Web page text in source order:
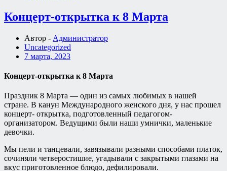
Концерт-открытка к 8 Марта
Автор - Администратор
Uncategorized
7 марта, 2023
Концерт-открытка к 8 Марта
Праздник 8 Марта — один из самых любимых в нашей
стране. В канун Международного женского дня, у нас прошел
концерт- открытка, подготовленный педагогом-
организатором. Ведущими были наши умнички, маленькие
девочки.
Мы пели и танцевали, завязывали разными способами платок,
сочиняли четверостишие, угадывали с закрытыми глазами на
вкус приготовленное блюдо, дефилировали.